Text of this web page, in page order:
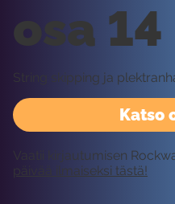
Katso
osa 14
String skipping ja
Vaatii kirjautumisen
päivää ilmaiseksi tästä!